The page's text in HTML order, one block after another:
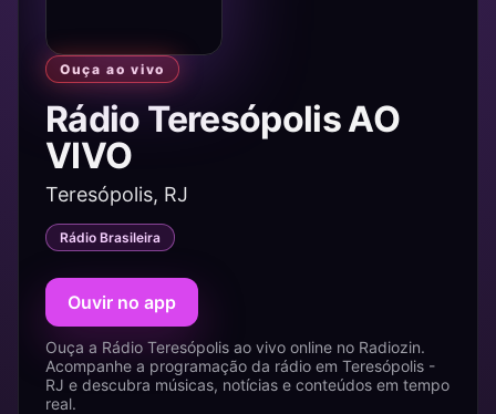
Ouça ao vivo
Rádio Teresópolis AO
VIVO
Teresópolis, RJ
Rádio Brasileira
Ouvir no app
Ouça a Rádio Teresópolis ao vivo online no Radiozin.
Acompanhe a programação da rádio em Teresópolis -
RJ e descubra músicas, notícias e conteúdos em tempo
real.